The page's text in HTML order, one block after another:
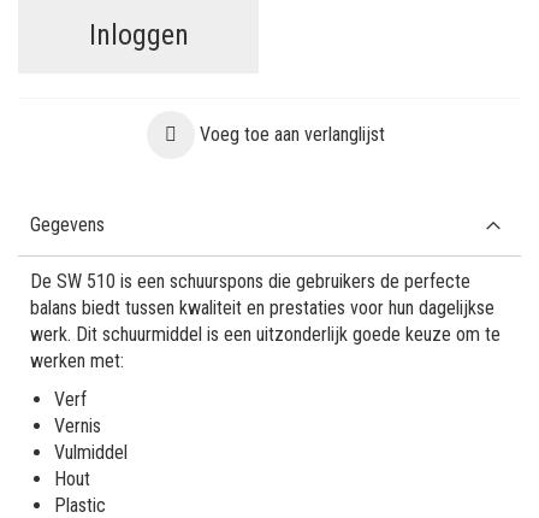
Inloggen
Voeg toe aan verlanglijst
Gegevens
De SW 510 is een schuurspons die gebruikers de perfecte
balans biedt tussen kwaliteit en prestaties voor hun dagelijkse
werk. Dit schuurmiddel is een uitzonderlijk goede keuze om te
werken met:
Verf
Vernis
Vulmiddel
Hout
Plastic